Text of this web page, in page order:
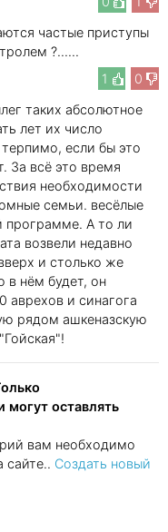
частые приступы
?......
1
0
таких абсолютное
лет их число
если бы это
За всё это время
необходимости
семьи. весёлые
программе. А то ли
возвели недавно
и столько же
в нём будет, он
аврехов и синагога
рядом ашкеназскую
могут оставлять
вам необходимо
сайте.. Создать новый